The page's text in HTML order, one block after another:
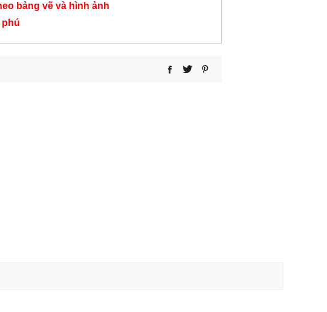
bảng vẽ và hình ảnh
phú